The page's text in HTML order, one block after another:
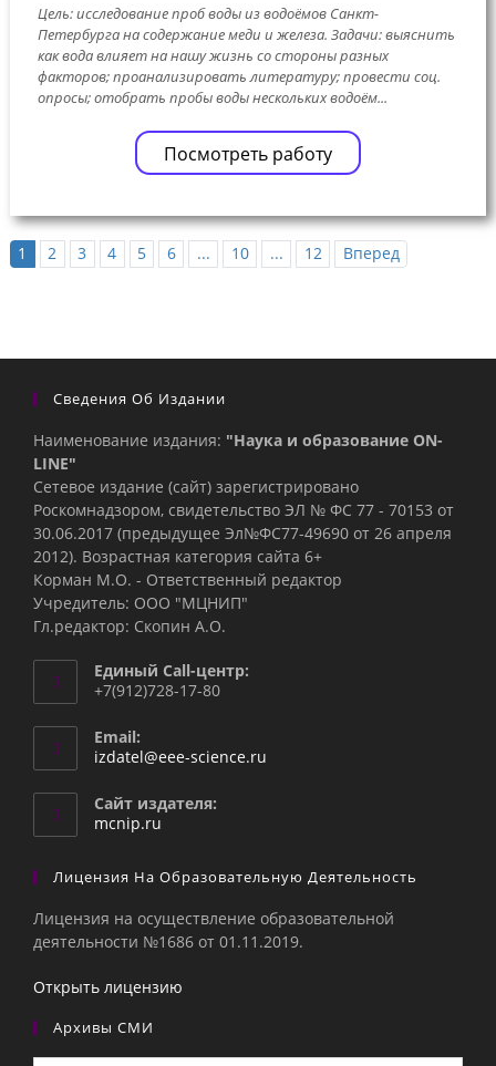
Цель: исследование проб воды из водоёмов Санкт-
Петербурга на содержание меди и железа. Задачи: выяснить
как вода влияет на нашу жизнь со стороны разных
факторов; проанализировать литературу; провести соц.
опросы; отобрать пробы воды нескольких водоём...
Посмотреть работу
1 2 3 4 5 6 ... 10 ... 12 Вперед
Сведения Об Издании
Наименование издания: "Наука и образование ON-
LINE"
Сетевое издание (сайт) зарегистрировано
Роскомнадзором, свидетельство ЭЛ № ФС 77 - 70153 от
30.06.2017 (предыдущее Эл№ФC77-49690 от 26 апреля
2012). Возрастная категория сайта 6+
Корман М.О. - Ответственный редактор
Учредитель: ООО "МЦНИП"
Гл.редактор: Скопин А.О.
Единый Call-центр:
+7(912)728-17-80
Email:
izdatel@eee-science.ru
Сайт издателя:
mcnip.ru
Лицензия На Образовательную Деятельность
Лицензия на осуществление образовательной
деятельности №1686 от 01.11.2019.
Открыть лицензию
Архивы СМИ